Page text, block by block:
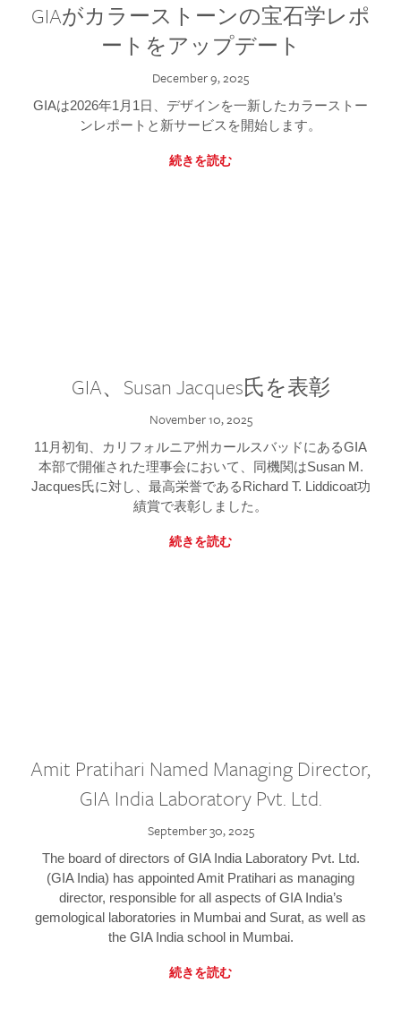
GIAがカラーストーンの宝石学レポ
ートをアップデート
December 9, 2025
GIAは2026年1月1日、デザインを一新したカラーストー
ンレポートと新サービスを開始します。
続きを読む
GIA、Susan Jacques氏を表彰
November 10, 2025
11月初旬、カリフォルニア州カールスバッドにあるGIA
本部で開催された理事会において、同機関はSusan M.
Jacques氏に対し、最高栄誉であるRichard T. Liddicoat功
績賞で表彰しました。
続きを読む
Amit Pratihari Named Managing Director,
GIA India Laboratory Pvt. Ltd.
September 30, 2025
The board of directors of GIA India Laboratory Pvt. Ltd.
(GIA India) has appointed Amit Pratihari as managing
director, responsible for all aspects of GIA India’s
gemological laboratories in Mumbai and Surat, as well as
the GIA India school in Mumbai.
続きを読む